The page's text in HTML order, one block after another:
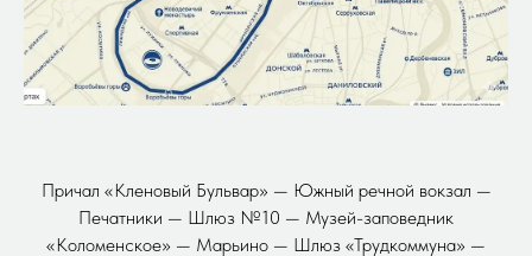
Причал «Кленовый Бульвар» — Южный речной вокзал —
Печатники — Шлюз №10 — Музей-заповедник
«Коломенское» — Марьино — Шлюз «Трудкоммуна» —